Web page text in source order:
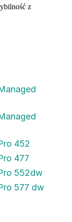
z
452
477
552dw
577 dw